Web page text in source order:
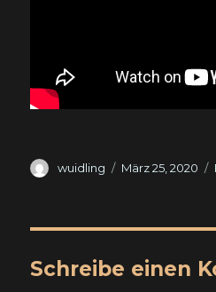
Autor
wuidling
Veröffentlicht
März 25, 2020
Schreibe einen